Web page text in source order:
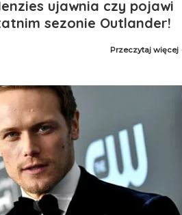
ujawnia czy pojawi
sezonie Outlander!
Przeczytaj więcej